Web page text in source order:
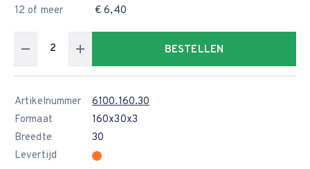
12 of meer
€ 6,40
BESTELLEN
Artikelnummer
6100.160.30
Formaat
160x30x3
Breedte
30
Levertijd